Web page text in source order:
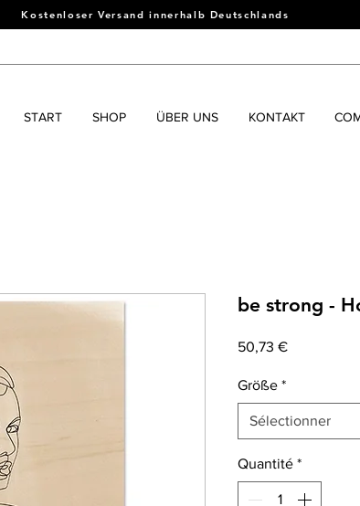
Kostenloser Versand innerhalb Deutschlands
START SHOP ÜBER UNS KONTAKT
be strong -
50,73 €Prix
Größe *
Sélectionner
Quantité *